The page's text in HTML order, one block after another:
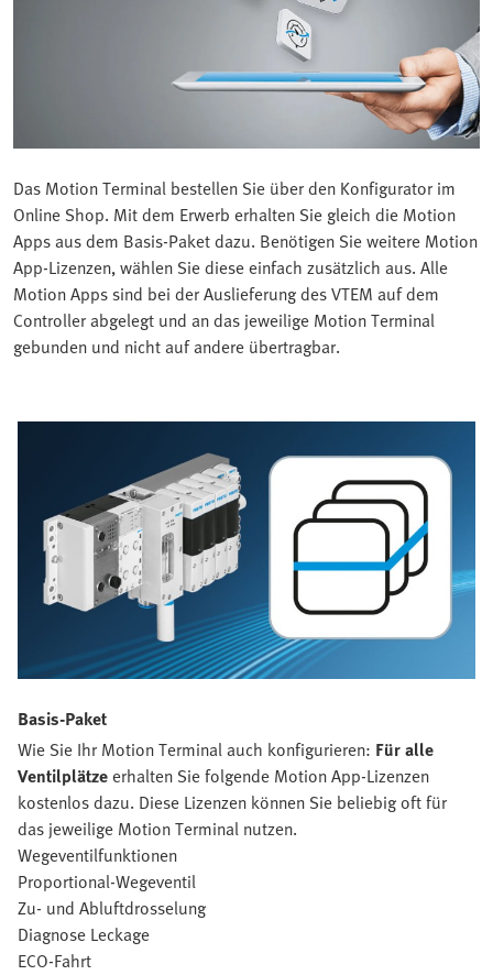
Das Motion Terminal bestellen Sie über den Konfigurator im
Online Shop. Mit dem Erwerb erhalten Sie gleich die Motion
Apps aus dem Basis-Paket dazu. Benötigen Sie weitere Motion
App-Lizenzen, wählen Sie diese einfach zusätzlich aus. Alle
Motion Apps sind bei der Auslieferung des VTEM auf dem
Controller abgelegt und an das jeweilige Motion Terminal
gebunden und nicht auf andere übertragbar.
Basis-Paket
Wie Sie Ihr Motion Terminal auch konfigurieren: Für alle
Ventilplätzeerhalten Sie folgende Motion App-Lizenzen
kostenlos dazu. Diese Lizenzen können Sie beliebig oft für
das jeweilige Motion Terminal nutzen.
Wegeventilfunktionen
Proportional-Wegeventil
Zu- und Abluftdrosselung
Diagnose Leckage
ECO-Fahrt